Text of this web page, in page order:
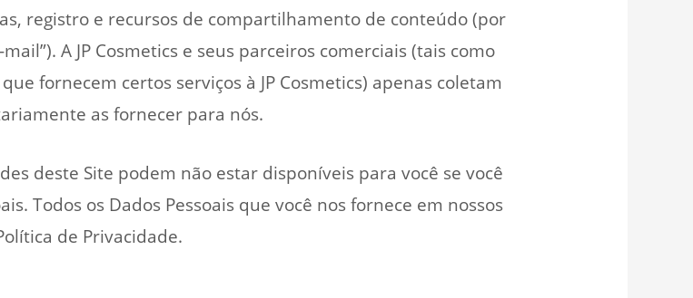
registro e recursos de compartilhamento de conteúdo (por
A JP Cosmetics e seus parceiros comerciais (tais como
fornecem certos serviços à JP Cosmetics) apenas coletam
as fornecer para nós.
deste Site podem não estar disponíveis para você se você
Todos os Dados Pessoais que você nos fornece em nossos
de Privacidade.